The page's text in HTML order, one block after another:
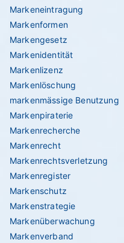
Markeneintragung
Markenformen
Markengesetz
Markenidentität
Markenlizenz
Markenlöschung
markenmässige Benutzung
Markenpiraterie
Markenrecherche
Markenrecht
Markenrechtsverletzung
Markenregister
Markenschutz
Markenstrategie
Markenüberwachung
Markenverband